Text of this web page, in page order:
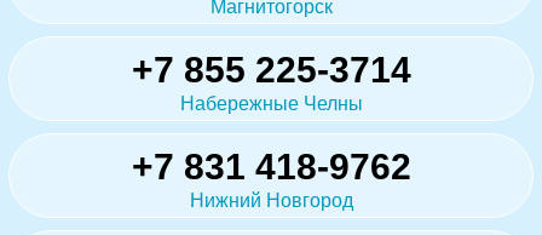
Магнитогорск
+7 855 225-3714
Набережные Челны
+7 831 418-9762
Нижний Новгород